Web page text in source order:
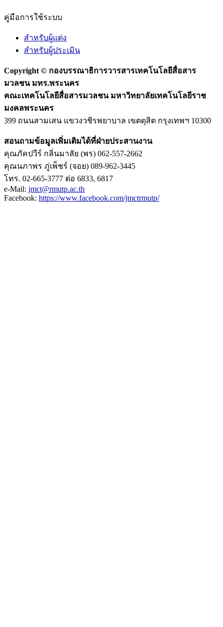
คู่มือการใช้ระบบ
สำหรับผู้แต่ง
สำหรับผู้ประเมิน
Copyright © กองบรรณาธิการวารสารเทคโนโลยีสื่อสาร
มวลชน มทร.พระนคร
คณะเทคโนโลยีสื่อสารมวลชน มหาวิทยาลัยเทคโนโลยีราช
มงคลพระนคร
399 ถนนสามเสน แขวงวชิรพยาบาล เขตดุสิต กรุงเทพฯ 10300
สอนถามข้อมูลเพิ่มเติมได้ที่ฝ่ายประสานงาน
คุณภัคปวีร์ กลิ่นมาลัย (พร) 062-557-2662
คุณนภาพร ภู่เพ็ชร์ (จอย) 089-962-3445
โทร. 02-665-3777 ต่อ 6833, 6817
e-Mail: jmct@rmutp.ac.th
Facebook: https://www.facebook.com/jmctrmutp/